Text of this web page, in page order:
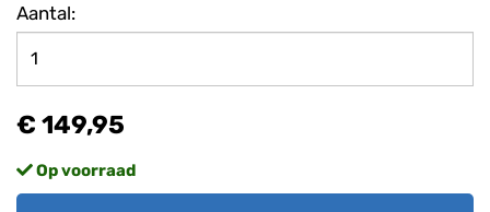
Aantal:
€ 149,95
Op voorraad